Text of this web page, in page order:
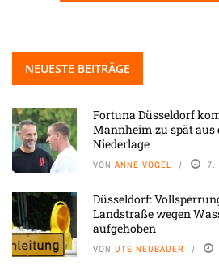
NEUESTE BEITRÄGE
Fortuna Düsseldorf
Mannheim zu spät aus
Niederlage
VON ANNE VOGEL 7.
Düsseldorf:
Landstraße wegen
aufgehoben
VON UTE NEUBAUER